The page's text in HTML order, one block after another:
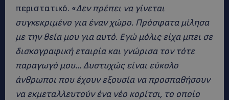
περιστατικό. «Δεν πρέπει να γίνεται
συγκεκριμένο για έναν χώρο. Πρόσφατα μίλησα
με την θεία μου για αυτό. Εγώ μόλις είχα μπει σε
δισκογραφική εταιρία και γνώρισα τον τότε
παραγωγό μου… Δυστυχώς είναι εύκολο
άνθρωποι που έχουν εξουσία να προσπαθήσουν
να εκμεταλλευτούν ένα νέο κορίτσι, το οποίο